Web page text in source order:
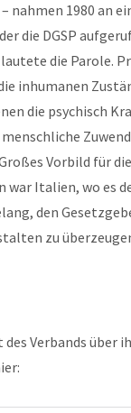
nahmen 1980 an
die DGSP
die Parole.
inhumanen
die psychisch
Vorbild für die
Italien, wo es
den
zu
Verbands über